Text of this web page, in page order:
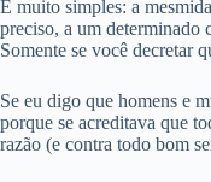
É muito simples: a
preciso, a um determinado
Somente se você decretar
Se eu digo que homens e
porque se acreditava que
razão (e contra todo bom